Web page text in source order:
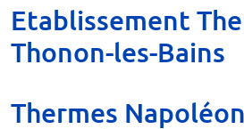
Etablissement
Thonon-les-Bains
Thermes